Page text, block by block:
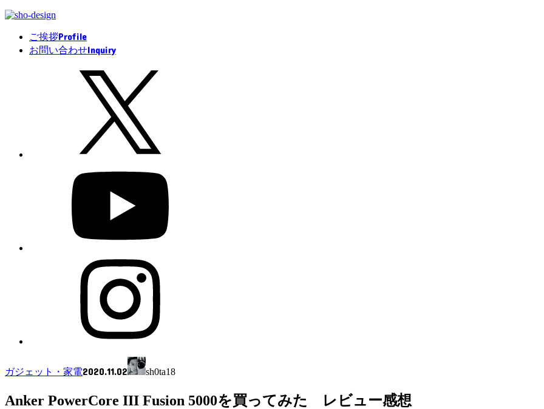
ご挨拶Profile
お問い合わせInquiry
ガジェット・家電2020.11.02 sh0ta18
Anker PowerCore III Fusion 5000を買ってみた レビュー感想